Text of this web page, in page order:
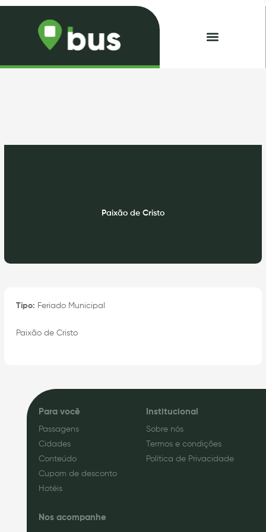
Skip
Paixão de Cristo
Tipo: Feriado Municipal
Paixão de Cristo
Para você
Passagens
Cidades
Conteúdo
Cupom de desconto
Hotéis
Institucional
Sobre nós
Termos e condições
Política de Privacidade
Nos acompanhe